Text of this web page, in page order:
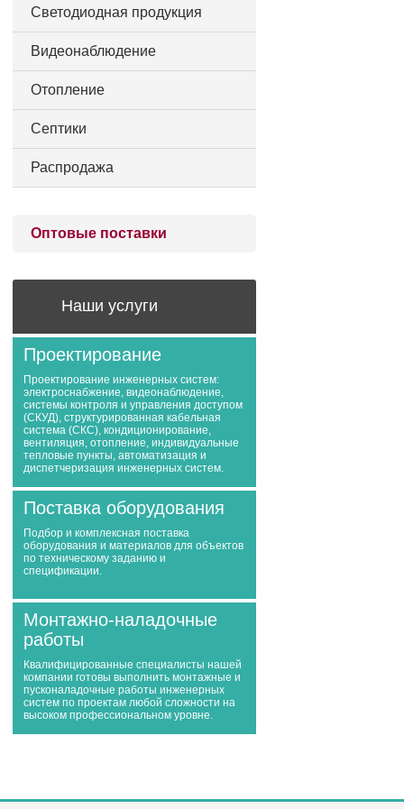
Светодиодная продукция
Видеонаблюдение
Отопление
Септики
Распродажа
Оптовые поставки
Наши услуги
Проектирование
Проектирование инженерных систем:
электроснабжение, видеонаблюдение,
системы контроля и управления доступом
(СКУД), структурированная кабельная
система (СКС), кондиционирование,
вентиляция, отопление, индивидуальные
тепловые пункты, автоматизация и
диспетчеризация инженерных систем.
Поставка оборудования
Подбор и комплексная поставка
оборудования и материалов для объектов
по техническому заданию и
спецификации.
Монтажно-наладочные
работы
Квалифицированные специалисты нашей
компании готовы выполнить монтажные и
пусконаладочные работы инженерных
систем по проектам любой сложности на
высоком профессиональном уровне.